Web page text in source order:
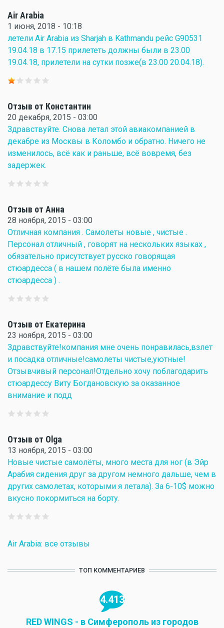
Air Arabia
1 июня, 2018 - 10:18
летели Air Arabia из Sharjah в Kathmandu рейс G90531
19.04.18 в 17.15 прилететь должны были в 23.00
19.04.18, прилетели на сутки позже(в 23.00 20.04.18).
Отзыв от Константин
20 декабря, 2015 - 03:00
Здравствуйте. Снова летал этой авиакомпанией в
декабре из Москвы в Коломбо и обратно. Ничего не
изменилось, всё как и раньше, всё вовремя, без
задержек.
Отзыв от Анна
28 ноября, 2015 - 03:00
Отличная компания . Самолеты новые , чистые .
Персонал отличный , говорят на нескольких языках ,
обязательно присутствует русско говорящая
стюардесса ( в нашем полёте была именно
стюардесса ) .
Отзыв от Екатерина
23 ноября, 2015 - 03:00
Здравствуйте!компания мне очень понравилась,взлет
и посадка отличные!самолеты чистые,уютные!
Отзывчивый персонал!Отдельно хочу поблагодарить
стюардессу Виту Богдановскую за оказанное
внимание и подд
Отзыв от Olga
13 ноября, 2015 - 03:00
Новые чистые самолёты, много места для ног (в Эйр
Арабия сидения друг за другом немного дальше, чем в
других самолетах, которыми я летала). За 6-10$ можно
вкусно покормиться на борту.
Air Arabia: все отзывы
ТОП КОММЕНТАРИЕВ
4.413
RED WINGS - в Симферополь из городов